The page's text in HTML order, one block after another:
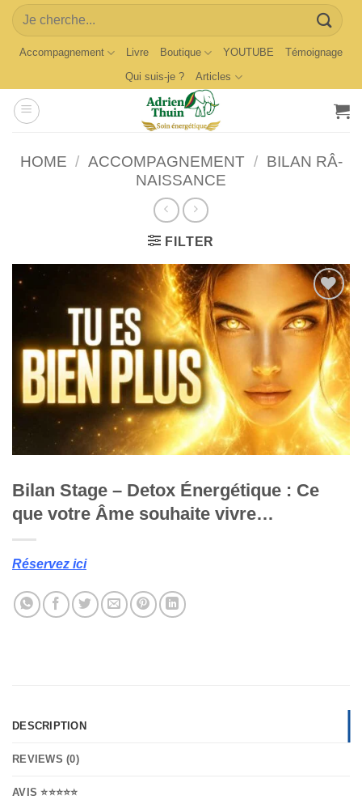
Skip
content
Search
for:
Accompagnement Livre Boutique YOUTUBE
Témoignage
Qui suis-je ?
Articles
HOME / ACCOMPAGNEMENT / BILAN RÂ-
NAISSANCE
FILTER
Ajouter
à la
wishlist
Bilan Stage – Detox Énergétique : Ce
que votre Âme souhaite vivre…
Réservez ici
DESCRIPTION
REVIEWS (0)
AVIS ⭐⭐⭐⭐⭐